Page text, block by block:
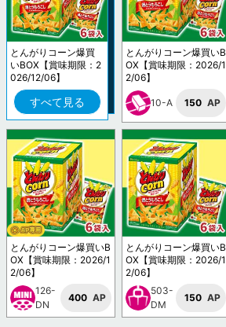
とんがりコーン爆買
いBOX【賞味期限：2
026/12/06】
すべて見る
とんがりコーン爆買いB
OX【賞味期限：2026/1
2/06】
10-A 150 AP
とんがりコーン爆買いB
OX【賞味期限：2026/1
2/06】
126-
DN
400 AP
とんがりコーン爆買いB
OX【賞味期限：2026/1
2/06】
503-
DM
150 AP